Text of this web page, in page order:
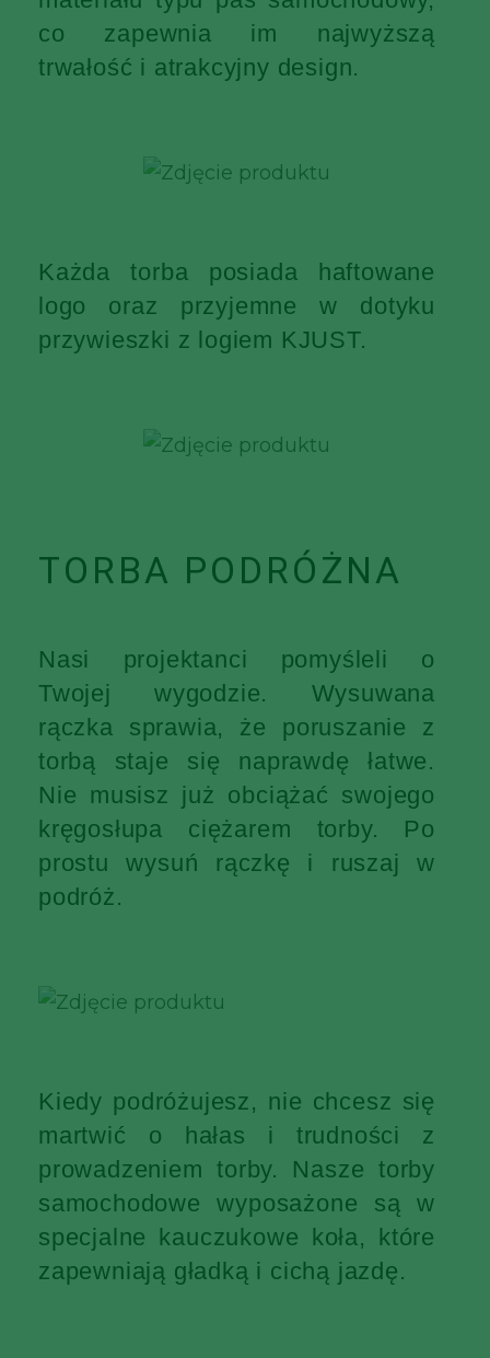
co zapewnia im najwyższą
trwałość i atrakcyjny design.
Każda torba posiada haftowane
logo oraz przyjemne w dotyku
przywieszki z logiem KJUST.
TORBA PODRÓŻNA
Nasi projektanci pomyśleli o
Twojej wygodzie. Wysuwana
rączka sprawia, że poruszanie z
torbą staje się naprawdę łatwe.
Nie musisz już obciążać swojego
kręgosłupa ciężarem torby. Po
prostu wysuń rączkę i ruszaj w
podróż.
Kiedy podróżujesz, nie chcesz się
martwić o hałas i trudności z
prowadzeniem torby. Nasze torby
samochodowe wyposażone są w
specjalne kauczukowe koła, które
zapewniają gładką i cichą jazdę.